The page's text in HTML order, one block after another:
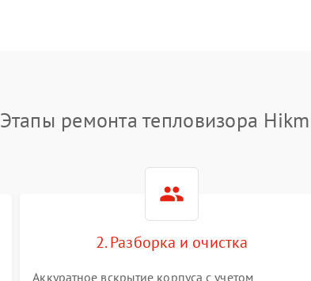
Этапы ремонта тепловизора
2. Разборка и очистка
Аккуратное вскрытие корпуса с учетом